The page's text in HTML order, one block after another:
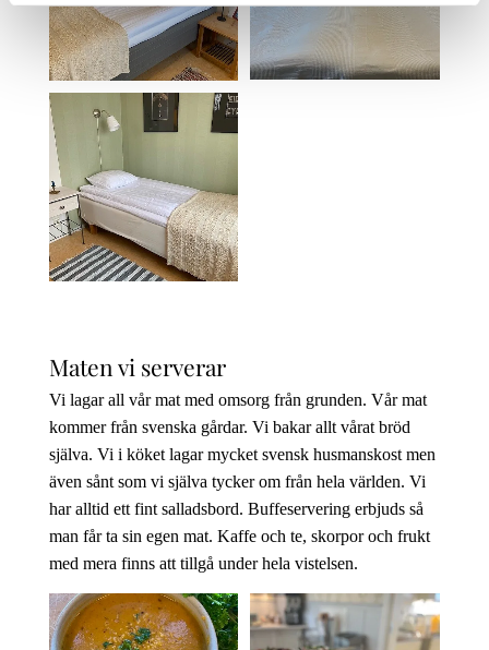
Maten vi serverar
Vi lagar all vår mat med omsorg från grunden. Vår mat
kommer från svenska gårdar. Vi bakar allt vårat bröd
själva. Vi i köket lagar mycket svensk husmanskost men
även sånt som vi själva tycker om från hela världen. Vi
har alltid ett fint salladsbord. Buffeservering erbjuds så
man får ta sin egen mat. Kaffe och te, skorpor och frukt
med mera finns att tillgå under hela vistelsen.